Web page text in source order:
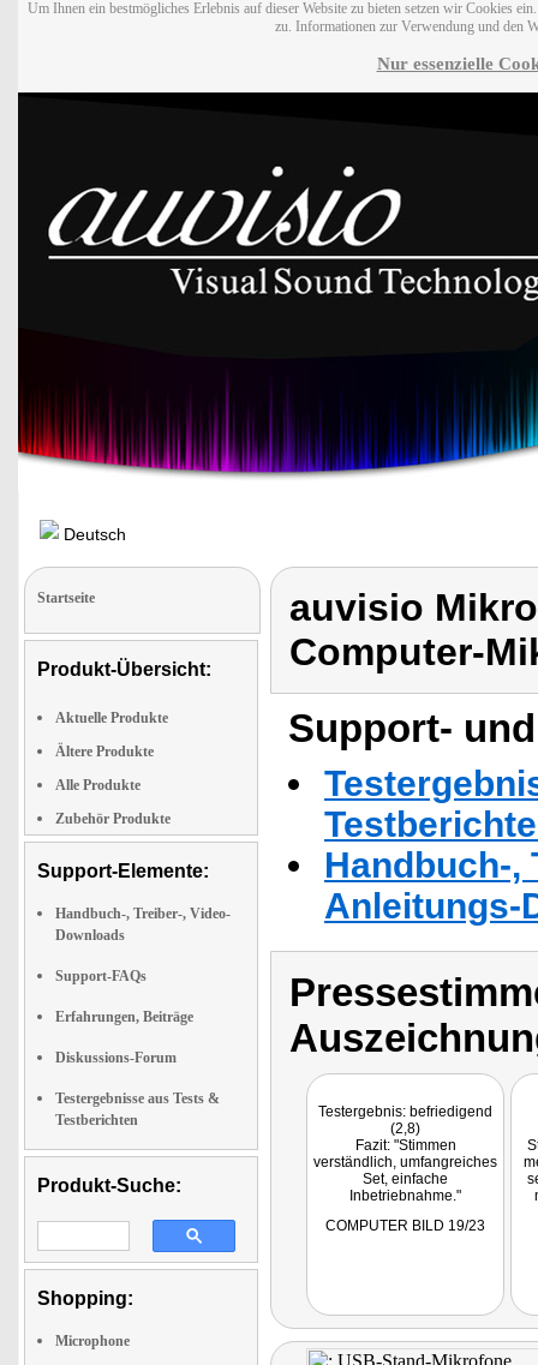
Um Ihnen ein bestmögliches Erlebnis auf dieser Website zu bieten setzen wir Cookies
zu. Informationen zur Verwendung und den
Nur essenzielle
Deutsch
Startseite
Produkt-Übersicht:
Aktuelle Produkte
Ältere Produkte
Alle Produkte
Zubehör Produkte
Support-Elemente:
Handbuch-, Treiber-, Video-
Downloads
Support-FAQs
Erfahrungen, Beiträge
Diskussions-Forum
Testergebnisse aus Tests &
Testberichten
Produkt-Suche:
Shopping:
Microphone
auvisio
Computer-
Support-
Handbuch-,
Anleitungs-
Testergebnis: befriedigend
(2,8)
Fazit: "Stimmen
verständlich, umfangreiches
Set, einfache
Inbetriebnahme."
COMPUTER BILD 19/23